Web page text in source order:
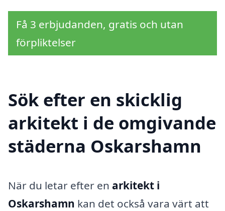
Få 3 erbjudanden, gratis och utan
förpliktelser
Sök efter en skicklig
arkitekt i de omgivande
städerna Oskarshamn
När du letar efter en arkitekt i
Oskarshamn kan det också vara värt att